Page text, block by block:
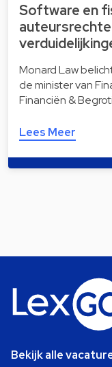
Software en
Monard Law
de minister van
Financiën &
Lees Meer
Bekijk alle